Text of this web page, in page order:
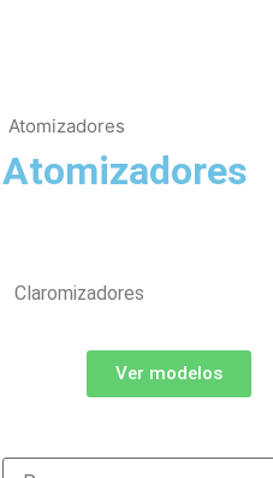
Atomizadores
Atomizadores
Claromizadores
Ver modelos